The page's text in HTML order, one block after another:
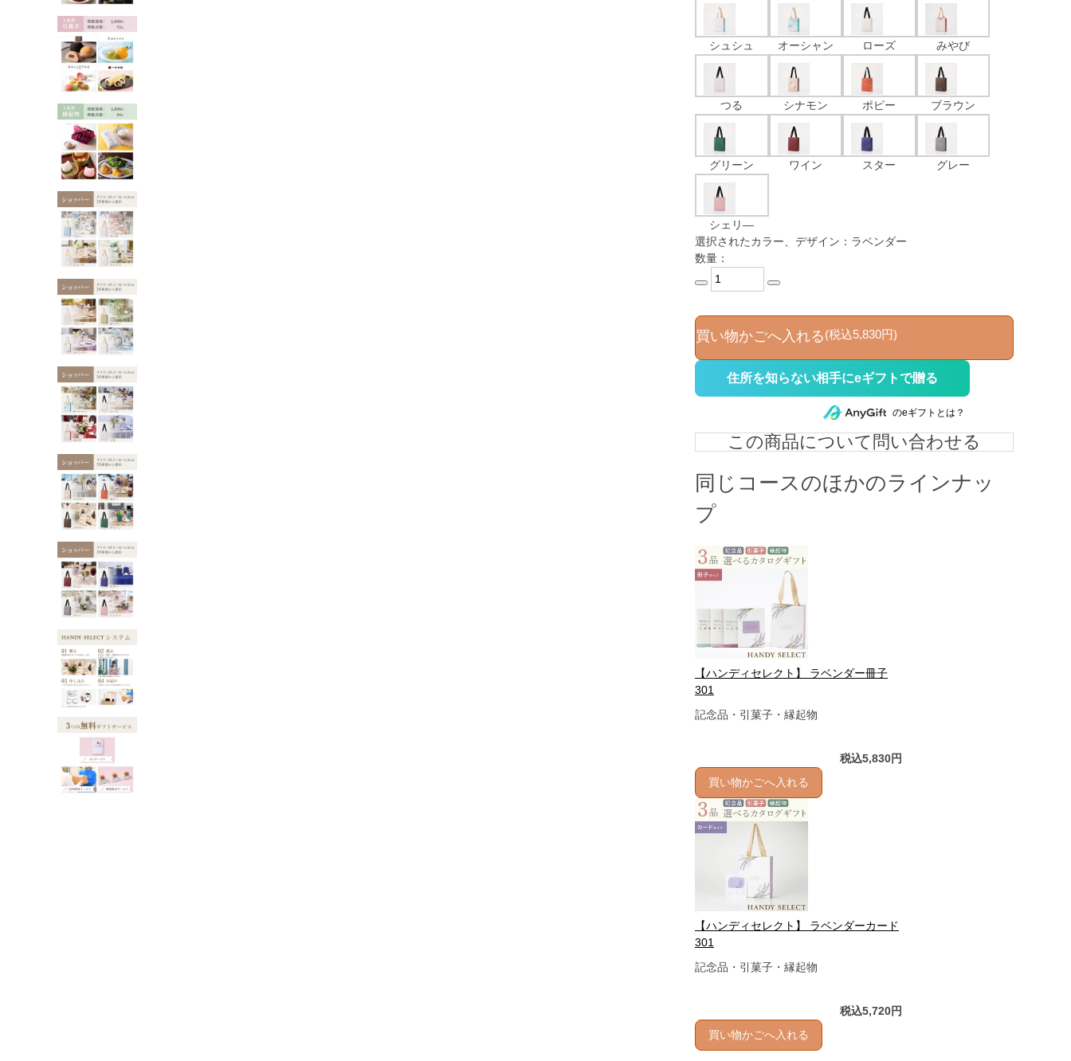
シュシュ オーシャン ローズ みやび
つる シナモン ポピー ブラウン
グリーン ワイン スター グレー
シェリ―
選択されたカラー、デザイン：ラベンダー
数量：
買い物かごへ入れる(税込5,830円)
住所を知らない相手にeギフトで贈る
のeギフトとは？
この商品について問い合わせる
同じコースのほかのラインナッ
プ
【ハンディセレクト】 ラベンダー冊子
301
記念品・引菓子・縁起物
税込5,830円
買い物かごへ入れる
【ハンディセレクト】 ラベンダーカード
301
記念品・引菓子・縁起物
税込5,720円
買い物かごへ入れる